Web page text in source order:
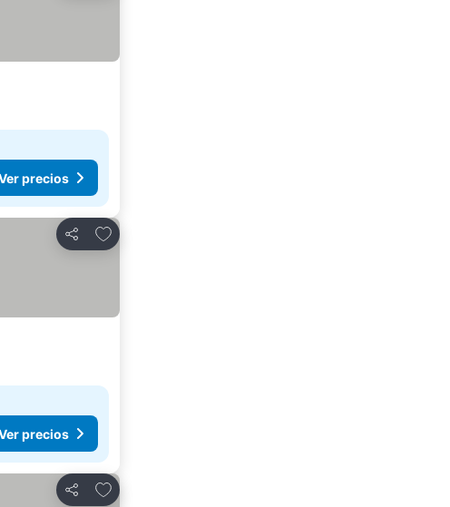
precios
Compartir
Añadir a favoritos
precios
Compartir
Añadir a favoritos